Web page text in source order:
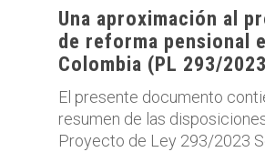
Una aproximación al
de reforma pensional
Colombia (PL 293/
El presente documento
resumen de las
Proyecto de Ley 293/2023